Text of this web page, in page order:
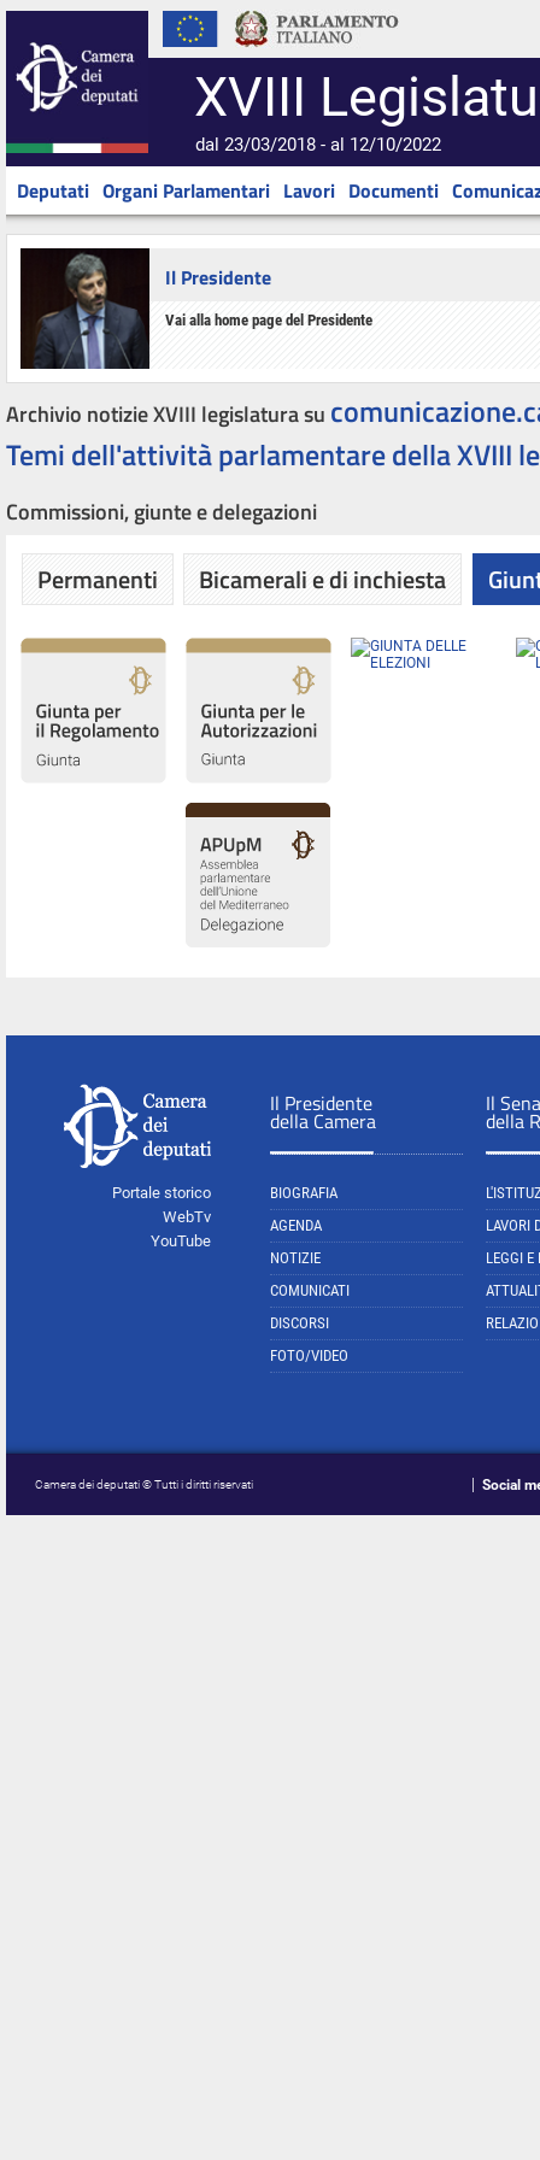
XVIII
dal 23/03/2018 - al 12/10/2022
Deputati Organi Parlamentari Lavori Documenti
Il Presidente
Vai alla home page del Presidente
Archivio notizie XVIII legislatura su
Temi dell'attività parlamentare della XVIII
Commissioni, giunte e delegazioni
Permanenti Bicamerali e di inchiesta
Portale storico
WebTv
YouTube
Il Presidente
della Camera
BIOGRAFIA
AGENDA
NOTIZIE
COMUNICATI
DISCORSI
FOTO/VIDEO
Il
della
LAVORI
LEGGI E
Camera dei deputati © Tutti i diritti riservati Social